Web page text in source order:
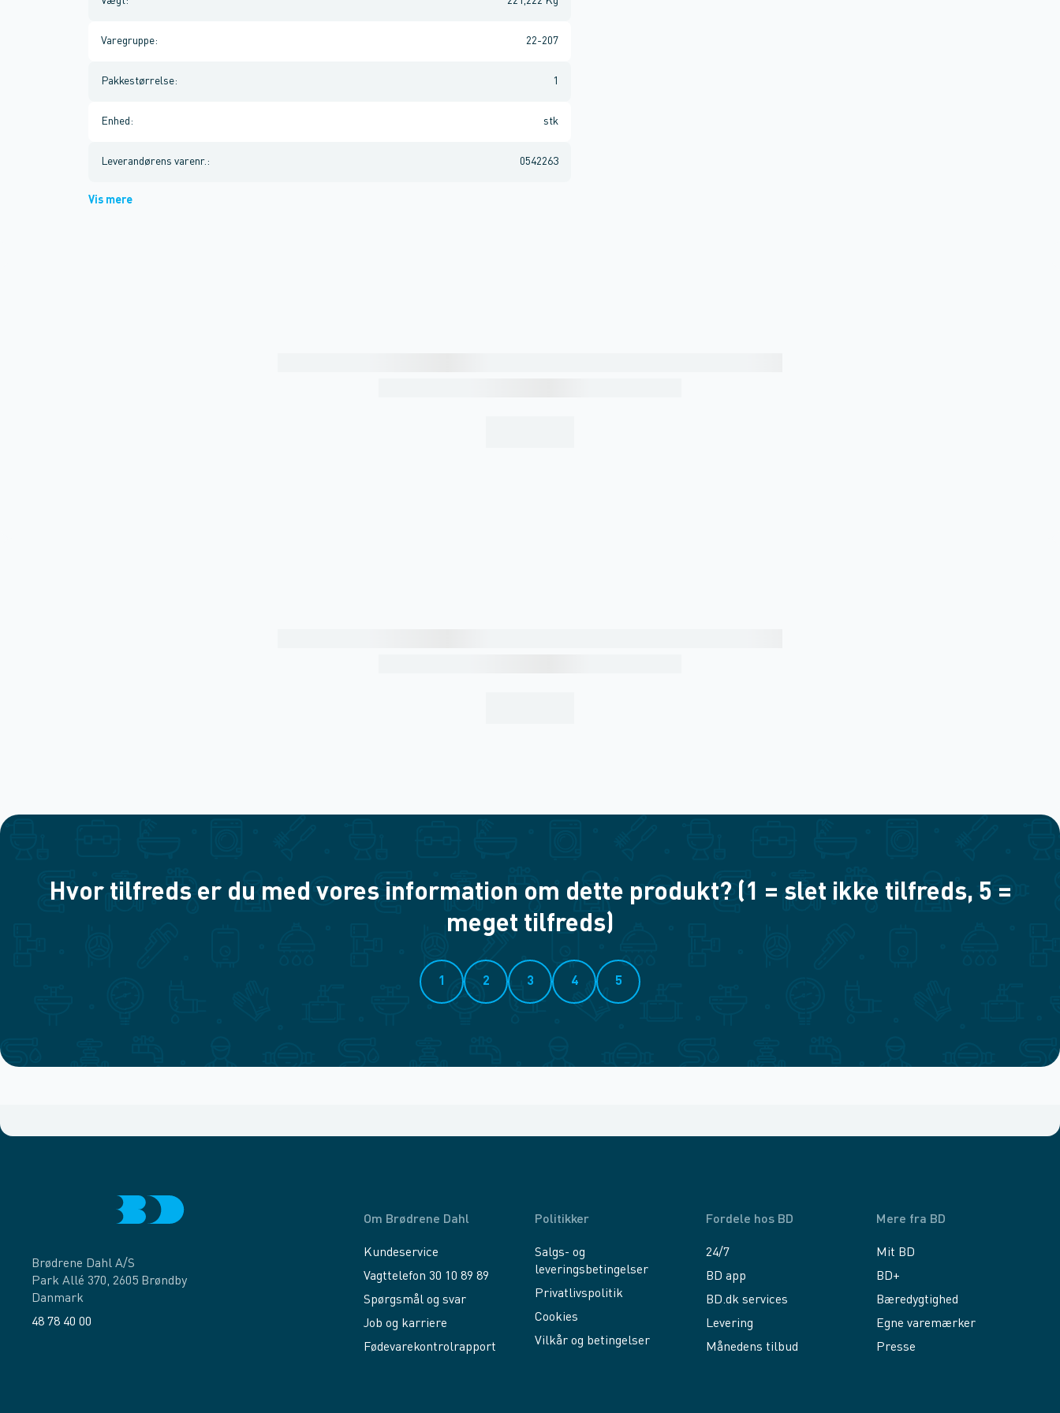
Varegruppe: 22-207
Pakkestørrelse: 1
Enhed : stk
Leverandørens varenr. : 0542263
Vis mere
Hvor tilfreds er du med vores information om dette produkt? (1 = slet ikke tilfreds, 5 =
meget tilfreds)
1 2 3 4 5
Brødrene Dahl A/S
Park Allé 370, 2605 Brøndby
Danmark
48 78 40 00
Om Brødrene Dahl
Kundeservice
Vagttelefon 30 10 89 89
Spørgsmål og svar
Job og karriere
Fødevarekontrolrapport
Politikker
Salgs- og
leveringsbetingelser
Privatlivspolitik
Cookies
Vilkår og betingelser
Fordele hos BD
24/7
BD app
BD.dk services
Levering
Månedens tilbud
Mere fra BD
Mit BD
BD+
Bæredygtighed
Egne varemærker
Presse